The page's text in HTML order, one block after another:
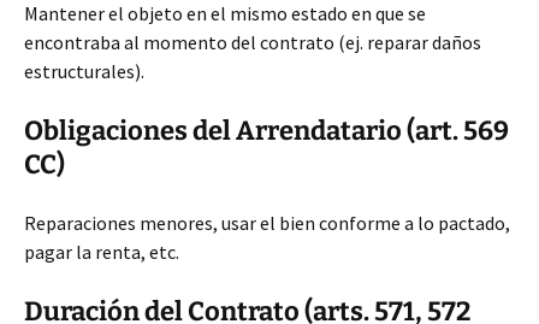
Mantener el objeto en el mismo estado en que se
encontraba al momento del contrato (ej. reparar daños
estructurales).
Obligaciones del Arrendatario (art. 569
CC)
Reparaciones menores, usar el bien conforme a lo pactado,
pagar la renta, etc.
Duración del Contrato (arts. 571, 572